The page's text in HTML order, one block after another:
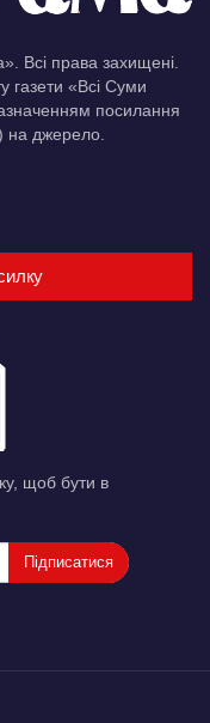
Всі права захищені.
газети «Всі Суми
посилання
на джерело.
щоб бути в
Підписатися